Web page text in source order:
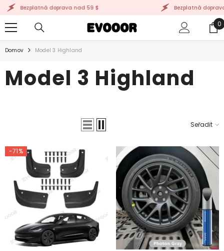
PŘEJÍT K OBSAHU
doprava nad 59 $ Bezplatná doprava nad 59 $
0
0
Domov Model 3 Highland
Model 3 Highland
Seřadit
-71%